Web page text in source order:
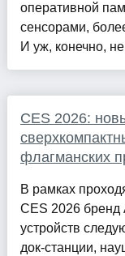
оперативной
сенсорами,
И уж, конечно,
CES 2026:
флагманских
В рамках
CES 2026 бренд
устройств
док-станции,